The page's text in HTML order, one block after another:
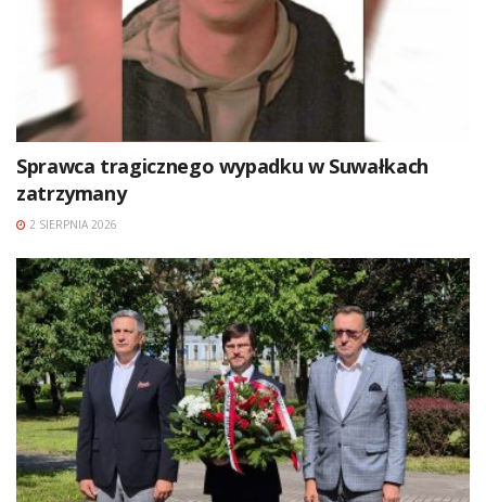
Sprawca tragicznego wypadku w Suwałkach
zatrzymany
2 SIERPNIA 2026